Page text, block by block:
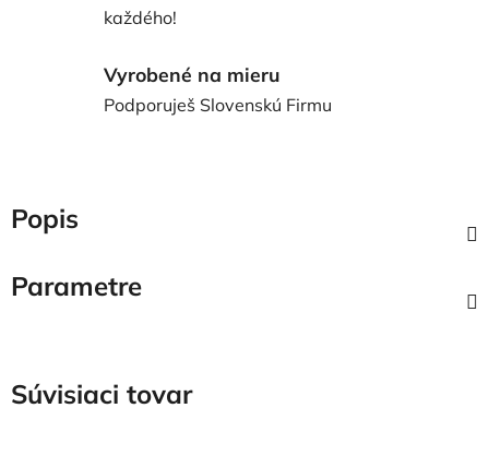
každého!
Vyrobené na mieru
Podporuješ Slovenskú Firmu
Popis
Parametre
Súvisiaci tovar